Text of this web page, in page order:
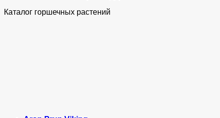
Каталог горшечных растений